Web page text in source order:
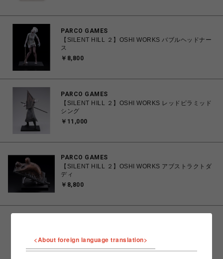
PARCO GAMES
【SILENT HILL ２】OSHI WORKS バブルヘッドナー
ス
￥8,800
PARCO GAMES
【SILENT HILL ２】OSHI WORKS レッドピラミッド
シング
￥11,000
PARCO GAMES
【SILENT HILL ２】OSHI WORKS アブストラクトダ
ディ
￥8,800
6.0mm Rope Strap【ストラップ単体】
￥3,300
<About foreign language translation>